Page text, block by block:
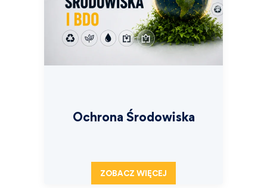
Ochrona Środowiska
ZOBACZ WIĘCEJ